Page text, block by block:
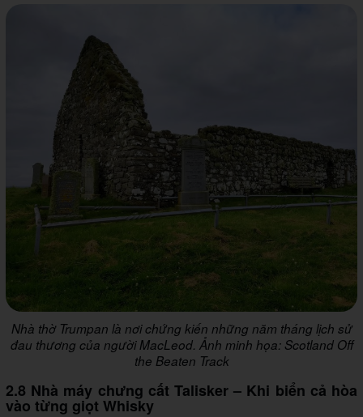
Nhà thờ Trumpan là nơi chứng kiến những năm tháng lịch sử
đau thương của người MacLeod. Ảnh minh họa: Scotland Off
the Beaten Track
2.8 Nhà máy chưng cất Talisker – Khi biển cả hòa
vào từng giọt Whisky